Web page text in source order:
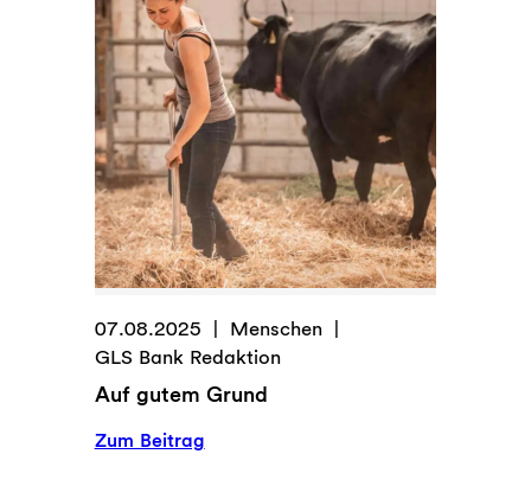
07.08.2025
Menschen
GLS Bank Redaktion
Auf gutem Grund
Zum Beitrag: